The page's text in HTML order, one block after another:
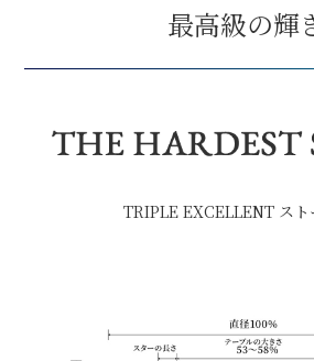
最高級の輝
TRIPLE EXCELLENT スト